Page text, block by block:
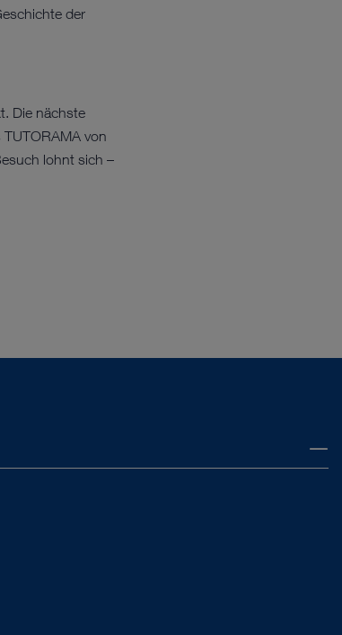
der
Die nächste
von
lohnt sich –